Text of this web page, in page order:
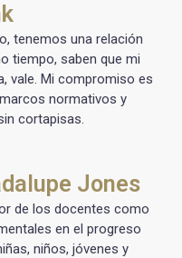
tenemos una relación
tiempo, saben que mi
vale. Mi compromiso es
normativos y
cortapisas.
Jones
de los docentes como
en el progreso
niños, jóvenes y